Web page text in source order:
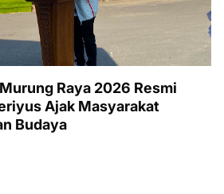
Raya 2026 Resmi
Ajak Masyarakat
Budaya